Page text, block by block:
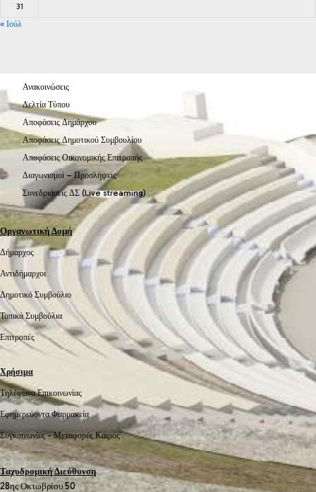
31
« Ιούλ
Ανακοινώσεις
Δελτία Τύπου
Αποφάσεις Δημάρχου
Αποφάσεις Δημοτικού Συμβουλίου
Αποφάσεις Οικονομικής Επιτροπής
Διαγωνισμοί – Προσλήψεις
Συνεδριάσεις ΔΣ (Live streaming)
Οργανωτική Δομή
Δήμαρχος
Αντιδήμαρχοι
Δημοτικό Συμβούλιο
Τοπικά Συμβούλια
Επιτροπές
Χρήσιμα
Τηλέφωνα Επικοινωνίας
Εφημερεύοντα Φαρμακεία
Συγκοινωνίες -Μεταφορές Καιρός
Ταχυδρομική Διεύθυνση
28ης Οκτωβρίου 50